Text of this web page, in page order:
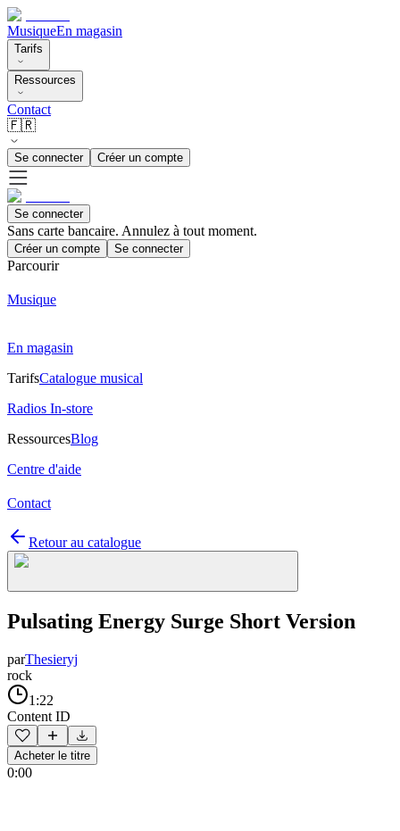
MusiqueEn magasin
Tarifs
Ressources
Contact
🇫🇷
Se connecter Créer un compte
Se connecter
Sans carte bancaire. Annulez à tout moment.
Créer un compte Se connecter
Parcourir
Musique
En magasin
TarifsCatalogue musical
Radios In-store
RessourcesBlog
Centre d'aide
Contact
Retour au catalogue
Pulsating Energy Surge Short Version
parThesieryj
rock
1:22
Content ID
Acheter le titre
0:00